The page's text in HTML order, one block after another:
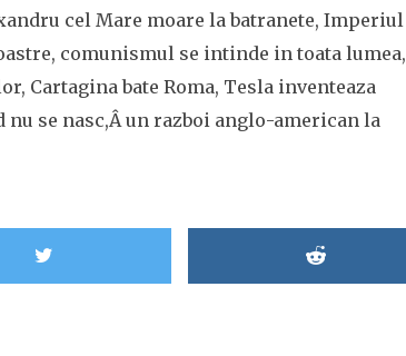
cel Mare moare la batranete, Imperiul
comunismul se intinde in toata lumea,
Cartagina bate Roma, Tesla inventeaza
se nasc,Â un razboi anglo-american la